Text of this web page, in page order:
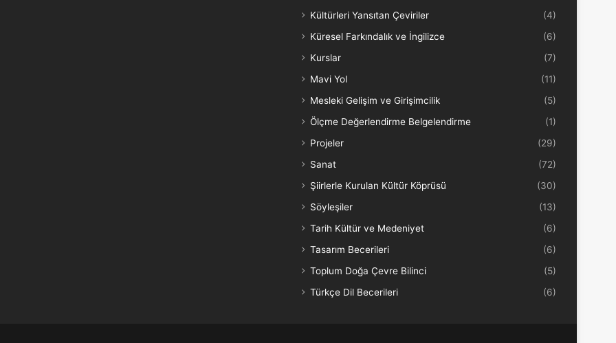
Kültürleri Yansıtan Çeviriler
(4)
Küresel Farkındalık ve İngilizce
(6)
Kurslar
(7)
Mavi Yol
(11)
Mesleki Gelişim ve Girişimcilik
(5)
Ölçme Değerlendirme Belgelendirme
(1)
Projeler
(29)
Sanat
(72)
Şiirlerle Kurulan Kültür Köprüsü
(30)
Söyleşiler
(13)
Tarih Kültür ve Medeniyet
(6)
Tasarım Becerileri
(6)
Toplum Doğa Çevre Bilinci
(5)
Türkçe Dil Becerileri
(6)